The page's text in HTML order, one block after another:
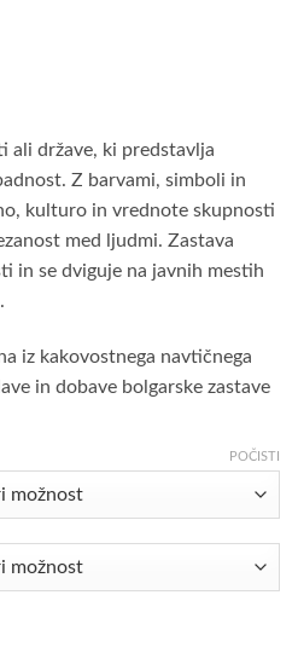
razpon:
ali države, ki predstavlja
Z barvami, simboli in
kulturo in vrednote skupnosti
med ljudmi. Zastava
in se dviguje na javnih mestih
iz kakovostnega navtičnega
in dobave bolgarske zastave
POČISTI